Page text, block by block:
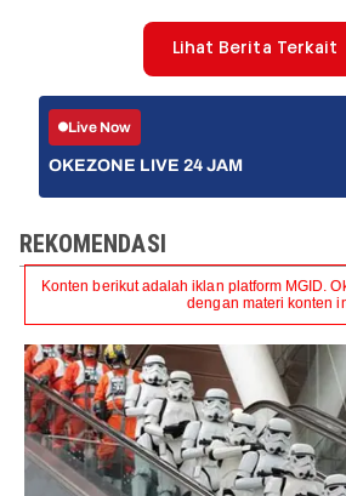
Lihat Berita Terkait
Live Now
OKEZONE LIVE 24 JAM